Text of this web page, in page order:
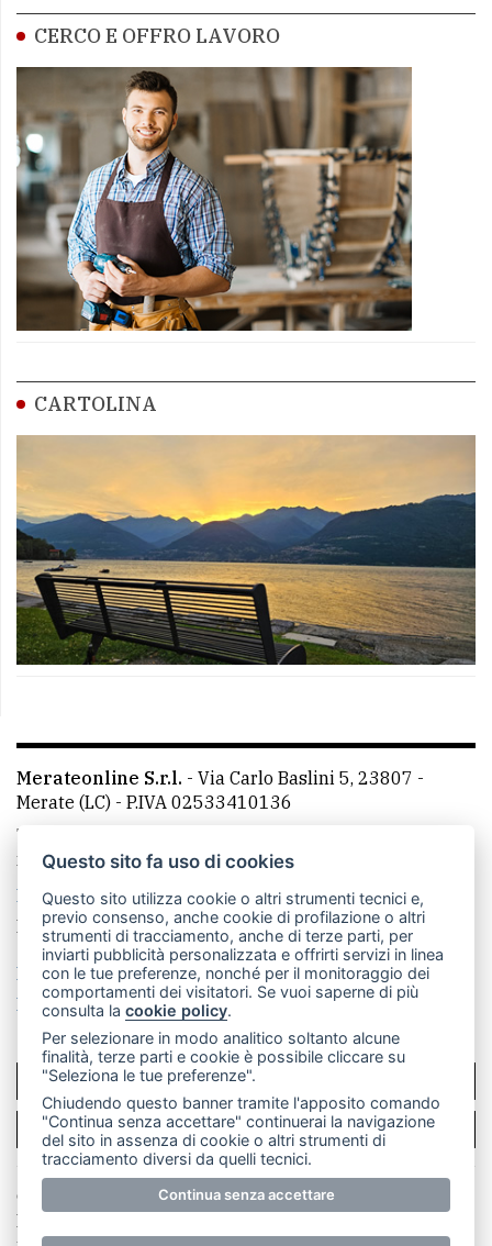
CERCO E OFFRO LAVORO
CARTOLINA
Merateonline S.r.l. - Via Carlo Baslini 5, 23807 -
Merate (LC) - P.IVA 02533410136
Telefono:
mail: redazione@leccoonline.com
La redazione
MerateOnline CasateOnline
RSS
Made by VIP
Privacy policy
Cookie policy
Rivedi le tue scelte sui cookie
SCRIVICI
PER LA TUA PUBBLICITÀ
© Copyright Merateonline S.r.l. - Tutti i diritti riservati.
E' proibita la riproduzione e pubblicazione anche
Questo sito fa uso di cookies
Questo sito utilizza cookie o altri strumenti tecnici e,
previo consenso, anche cookie di profilazione o altri
strumenti di tracciamento, anche di terze parti, per
inviarti pubblicità personalizzata e offrirti servizi in linea
con le tue preferenze, nonché per il monitoraggio dei
comportamenti dei visitatori. Se vuoi saperne di più
consulta lacookie policy.
Per selezionare in modo analitico soltanto alcune
finalità, terze parti e cookie è possibile cliccare su
"Seleziona le tue preferenze".
Chiudendo questo banner tramite l'apposito comando
"Continua senza accettare" continuerai la navigazione
del sito in assenza di cookie o altri strumenti di
tracciamento diversi da quelli tecnici.
Continua senza accettare